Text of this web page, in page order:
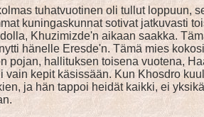
tuhatvuotinen oli tullut
kuningaskunnat sotivat
Khuzimizde'n aikaan saakka.
hänelle Eresde'n. Tämä mies
pojan, hallituksen toisena vuotena,
kepit käsissään. Kun Khosdro
ja hän tappoi heidät kaikki, ei